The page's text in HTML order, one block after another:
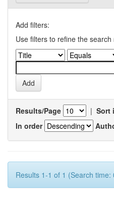
Add filters:
Use filters to refine the search
Results/Page | Sort
In order
Results 1-1 of 1 (Search time: